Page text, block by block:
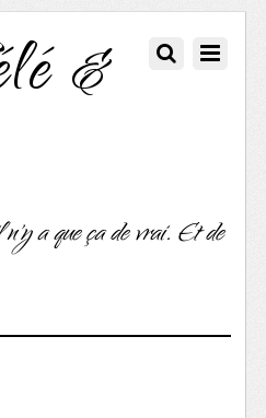
&
a que ça de vrai. Et de